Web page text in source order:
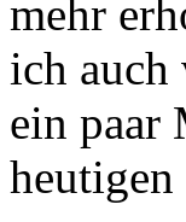
mehr
ich auch
ein paar